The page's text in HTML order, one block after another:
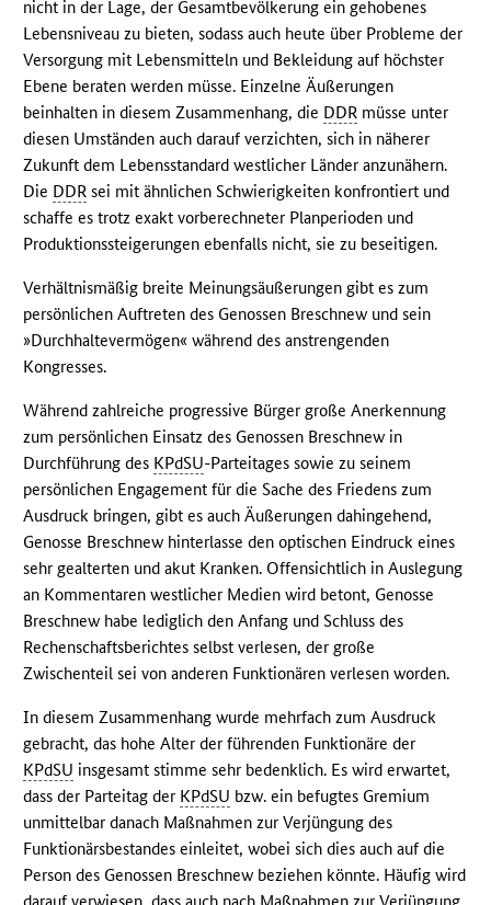
nicht in der Lage, der Gesamtbevölkerung ein gehobenes
Lebensniveau zu bieten, sodass auch heute über Probleme der
Versorgung mit Lebensmitteln und Bekleidung auf höchster
Ebene beraten werden müsse. Einzelne Äußerungen
beinhalten in diesem Zusammenhang, die DDR müsse unter
diesen Umständen auch darauf verzichten, sich in näherer
Zukunft dem Lebensstandard westlicher Länder anzunähern.
Die DDR sei mit ähnlichen Schwierigkeiten konfrontiert und
schaffe es trotz exakt vorberechneter Planperioden und
Produktionssteigerungen ebenfalls nicht, sie zu beseitigen.
Verhältnismäßig breite Meinungsäußerungen gibt es zum
persönlichen Auftreten des Genossen Breschnew und sein
»Durchhaltevermögen« während des anstrengenden
Kongresses.
Während zahlreiche progressive Bürger große Anerkennung
zum persönlichen Einsatz des Genossen Breschnew in
Durchführung des KPdSU-Parteitages sowie zu seinem
persönlichen Engagement für die Sache des Friedens zum
Ausdruck bringen, gibt es auch Äußerungen dahingehend,
Genosse Breschnew hinterlasse den optischen Eindruck eines
sehr gealterten und akut Kranken. Offensichtlich in Auslegung
an Kommentaren westlicher Medien wird betont, Genosse
Breschnew habe lediglich den Anfang und Schluss des
Rechenschaftsberichtes selbst verlesen, der große
Zwischenteil sei von anderen Funktionären verlesen worden.
In diesem Zusammenhang wurde mehrfach zum Ausdruck
gebracht, das hohe Alter der führenden Funktionäre der
KPdSU insgesamt stimme sehr bedenklich. Es wird erwartet,
dass der Parteitag der KPdSU bzw. ein befugtes Gremium
unmittelbar danach Maßnahmen zur Verjüngung des
Funktionärsbestandes einleitet, wobei sich dies auch auf die
Person des Genossen Breschnew beziehen könnte. Häufig wird